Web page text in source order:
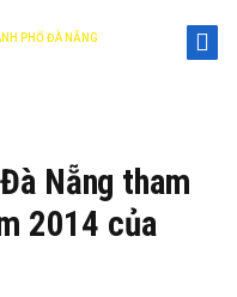
PHỐ ĐÀ NẴNG
UNION
Nẵng tham
2014 của